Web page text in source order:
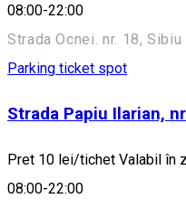
08:00-22:00
Strada Ocnei. nr. 18, Sibiu
Parking ticket spot
Strada Papiu Ilarian,
Pret 10 lei/tichet Valabil în
08:00-22:00